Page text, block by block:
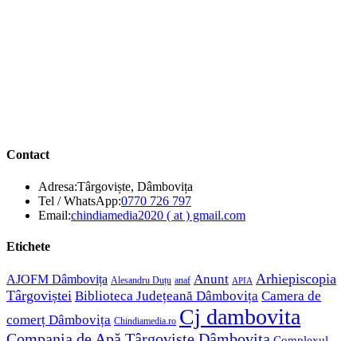
Contact
Adresa:Târgoviște, Dâmbovița
Tel / WhatsApp:0770 726 797Opens
in
Email:chindiamedia2020 ( at ) gmail.comOpens
Etichete
AJOFM Dâmbovița Alesandru Duțu anaf Anunt APIA Arhiepiscopia
Târgoviștei Biblioteca Județeană Dâmbovița Camera de
comerț Dâmbovița Chindiamedia.ro Cj dambovita